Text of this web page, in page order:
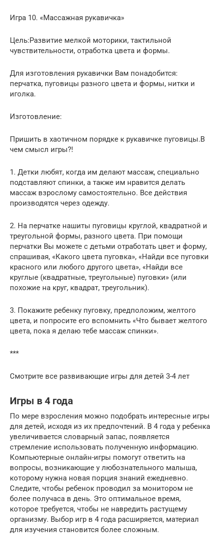
Игра 10. «Массажная рукавичка»
Цель:Развитие мелкой моторики, тактильной
чувствительности, отработка цвета и формы.
Для изготовления рукавички Вам понадобится:
перчатка, пуговицы разного цвета и формы, нитки и
иголка.
Изготовление:
Пришить в хаотичном порядке к рукавичке пуговицы.В
чем смысл игры?!
1. Детки любят, когда им делают массаж, специально
подставляют спинки, а также им нравится делать
массаж взрослому самостоятельно. Все действия
производятся через одежду.
2. На перчатке нашиты пуговицы круглой, квадратной и
треугольной формы, разного цвета. При помощи
перчатки Вы можете с детьми отработать цвет и форму,
спрашивая, «Какого цвета пуговка», «Найди все пуговки
красного или любого другого цвета», «Найди все
круглые (квадратные, треугольные) пуговки» (или
похожие на круг, квадрат, треугольник).
3. Покажите ребенку пуговку, предположим, желтого
цвета, и попросите его вспомнить «Что бывает желтого
цвета, пока я делаю тебе массаж спинки».
***
Смотрите все развивающие игры для детей 3-4 лет
Игры в 4 года
По мере взросления можно подобрать интересные игры
для детей, исходя из их предпочтений. В 4 года у ребенка
увеличивается словарный запас, появляется
стремление использовать полученную информацию.
Компьютерные онлайн-игры помогут ответить на
вопросы, возникающие у любознательного малыша,
которому нужна новая порция знаний ежедневно.
Следите, чтобы ребенок проводил за монитором не
более получаса в день. Это оптимальное время,
которое требуется, чтобы не навредить растущему
организму. Выбор игр в 4 года расширяется, материал
для изучения становится более сложным.